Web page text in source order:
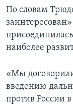
По словам
наиболее
«Мы
введению
против России